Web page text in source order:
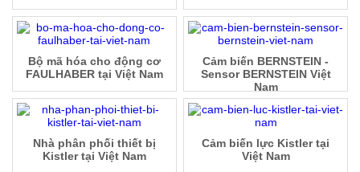
Bộ mã hóa cho động cơ
FAULHABER tại Việt Nam
Cảm biến BERNSTEIN -
Sensor BERNSTEIN Việt
Nam
Nhà phân phối thiết bị
Kistler tại Việt Nam
Cảm biến lực Kistler tại
Việt Nam